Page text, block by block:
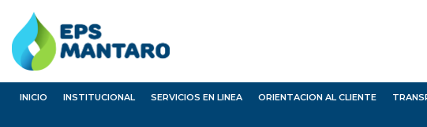
INICIO INSTITUCIONAL SERVICIOS EN LINEA ORIENTACION AL CLIENTE